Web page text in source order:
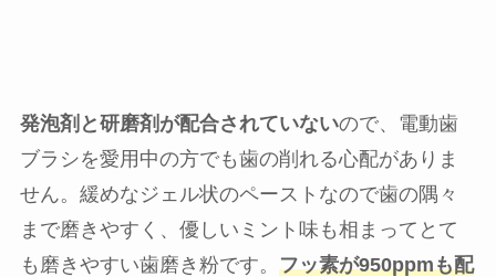
発泡剤と研磨剤が配合されていないので、電動歯
ブラシを愛用中の方でも歯の削れる心配がありま
せん。緩めなジェル状のペーストなので歯の隅々
まで磨きやすく、優しいミント味も相まってとて
も磨きやすい歯磨き粉です。 フッ素が950ppmも配